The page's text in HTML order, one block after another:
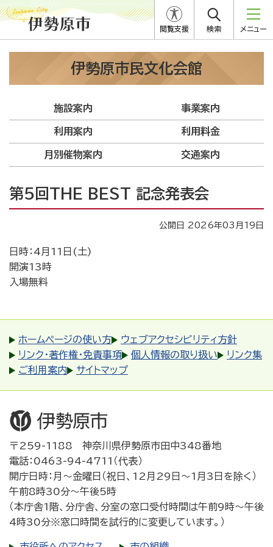
閲覧支援 検索 メニュー
伊勢原市民文化会館
施設案内 事業案内
利用案内 利用料金
月別催物案内 交通案内
第5回THE BEST 記念発表会
公開日 2026年03月19日
日時：4月11日(土)
開演13時
入場無料
ホームページの使い方
ウェブアクセシビリティ方針
リンク・著作権・免責事項
個人情報の取り扱い
リンク集
ご利用案内
サイトマップ
〒259-1188 神奈川県伊勢原市田中348番地
電話：0463-94-4711（代表）
開庁日時：月～金曜日（祝日、12月29日～1月3日を除く）
午前8時30分～午後5時
（本庁舎1階、分庁舎、分室の窓口受付時間は午前9時～午後
4時30分※窓口時間を試行的に変更しています。）